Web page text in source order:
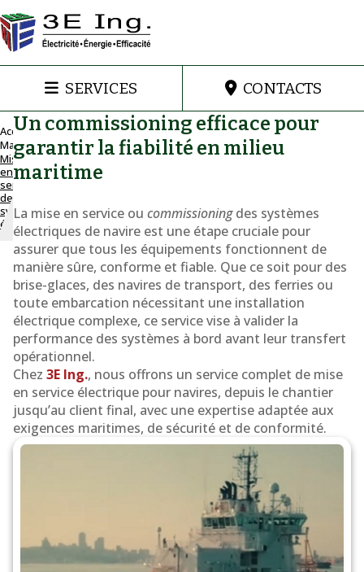
SERVICES CONTACTS
Accueil
Marine
Mise
en
service
de
systèmes
électriques
Mise en
service de
électriques
de navires
Mise
en
service
pour
le
secteur
maritime
Un commissioning efficace pour
garantir la fiabilité en milieu
maritime
La mise en service ou commissioningdes systèmes
électriques de navire est une étape cruciale pour
assurer que tous les équipements fonctionnent de
manière sûre, conforme et fiable. Que ce soit pour des
brise-glaces, des navires de transport, des ferries ou
toute embarcation nécessitant une installation
électrique complexe, ce service vise à valider la
performance des systèmes à bord avant leur transfert
opérationnel.
Chez 3E Ing., nous offrons un service complet de mise
en service électrique pour navires, depuis le chantier
jusqu’au client final, avec une expertise adaptée aux
exigences maritimes, de sécurité et de conformité.